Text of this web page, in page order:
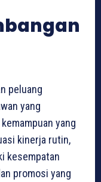
peluang
yang
yang
kinerja rutin,
kesempatan
promosi yang